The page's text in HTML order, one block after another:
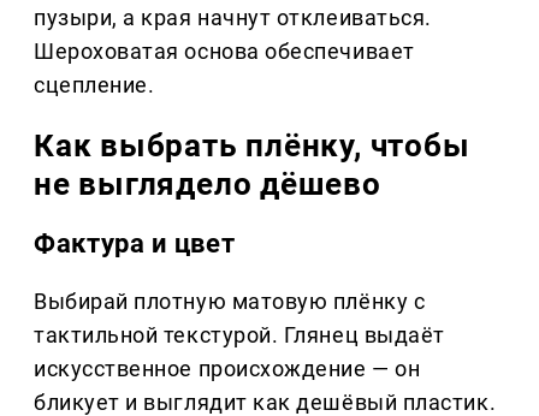
пузыри, а края начнут отклеиваться.
Шероховатая основа обеспечивает
сцепление.
Как выбрать плёнку, чтобы
не выглядело дёшево
Фактура и цвет
Выбирай плотную матовую плёнку с
тактильной текстурой. Глянец выдаёт
искусственное происхождение — он
бликует и выглядит как дешёвый пластик.